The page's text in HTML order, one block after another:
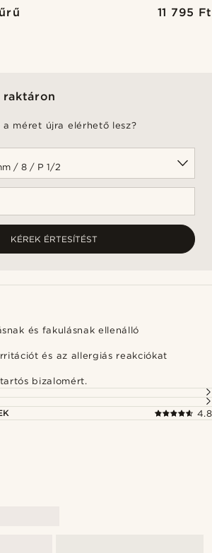
11 795 Ft
a méret újra elérhető lesz?
KÉREK ÉRTESÍTÉST
és fakulásnak ellenálló
és az allergiás reakciókat
bizalomért.
4.8